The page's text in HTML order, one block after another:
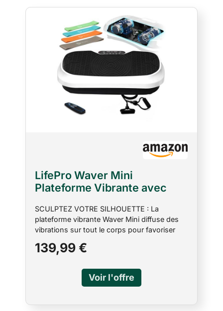
LifePro Waver Mini
Plateforme Vibrante avec
Plateforme Vibrante Corps
Entier pour Drainage
Lymphatique et Tonification,
99 Vitesses, 10 Programmes
SCULPTEZ VOTRE SILHOUETTE : La
plateforme vibrante Waver Mini diffuse des
vibrations sur tout le corps pour favoriser
force, votre équilibre et votre souplesse
COMPACT POUR LA MAISON : La LifePro
Waver Mini favorise l’activation musculaire, la
139,99 €